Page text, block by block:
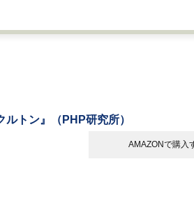
ルトン』（PHP研究所）
AMAZONで購入